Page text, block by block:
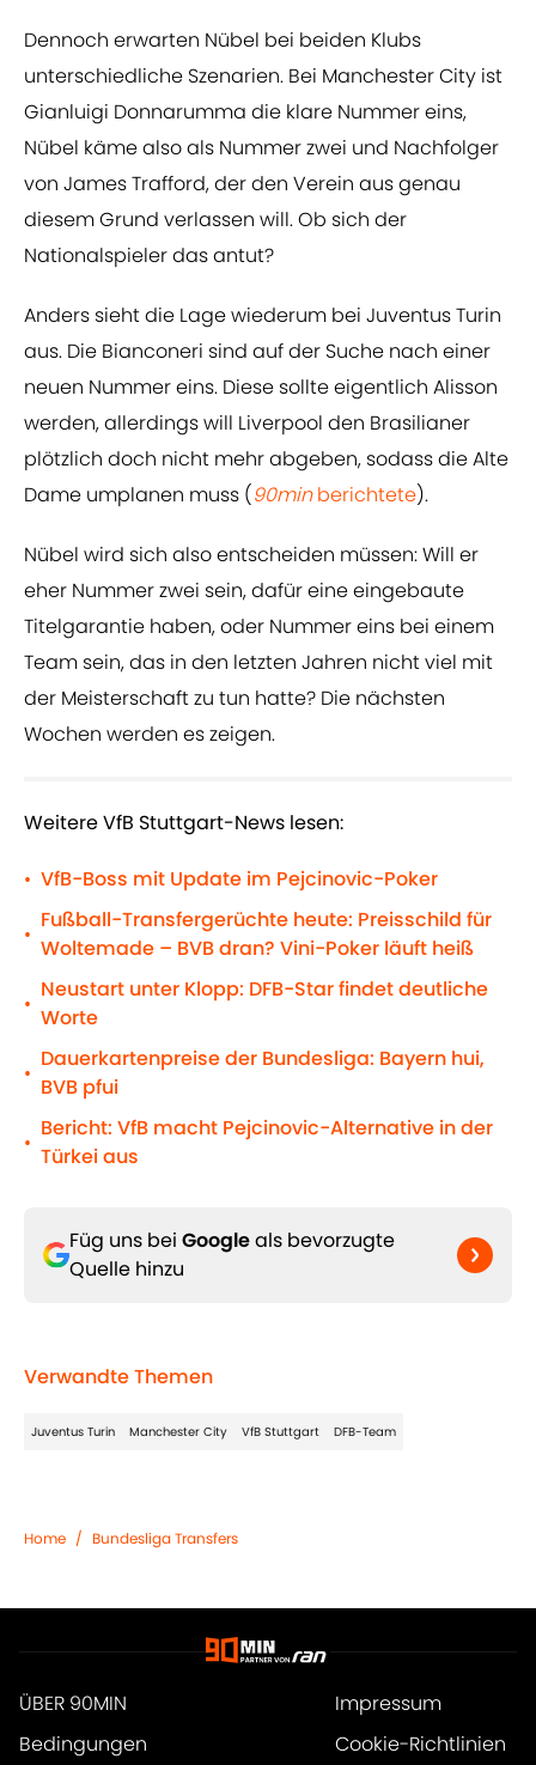
Dennoch erwarten Nübel bei beiden Klubs
unterschiedliche Szenarien. Bei Manchester City ist
Gianluigi Donnarumma die klare Nummer eins,
Nübel käme also als Nummer zwei und Nachfolger
von James Trafford, der den Verein aus genau
diesem Grund verlassen will. Ob sich der
Nationalspieler das antut?
Anders sieht die Lage wiederum bei Juventus Turin
aus. Die Bianconeri sind auf der Suche nach einer
neuen Nummer eins. Diese sollte eigentlich Alisson
werden, allerdings will Liverpool den Brasilianer
plötzlich doch nicht mehr abgeben, sodass die Alte
Dame umplanen muss (90minberichtete).
Nübel wird sich also entscheiden müssen: Will er
eher Nummer zwei sein, dafür eine eingebaute
Titelgarantie haben, oder Nummer eins bei einem
Team sein, das in den letzten Jahren nicht viel mit
der Meisterschaft zu tun hatte? Die nächsten
Wochen werden es zeigen.
Weitere VfB Stuttgart-News lesen:
• VfB-Boss mit Update im Pejcinovic-Poker
•
Fußball-Transfergerüchte heute: Preisschild für
Woltemade – BVB dran? Vini-Poker läuft heiß
•
Neustart unter Klopp: DFB-Star findet deutliche
Worte
•
Dauerkartenpreise der Bundesliga: Bayern hui,
BVB pfui
•
Bericht: VfB macht Pejcinovic-Alternative in der
Türkei aus
Füg uns bei Googleals bevorzugte
Quelle hinzu
Verwandte Themen
Juventus Turin Manchester City VfB Stuttgart DFB-Team
Home / Bundesliga Transfers
ÜBER 90MIN
Impressum
Bedingungen
Cookie-Richtlinien